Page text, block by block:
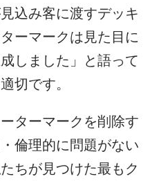
込み客に渡すデッキ
ーマークは見た目に
しました」と語って
切です。
ターマークを削除す
倫理的に問題がない
ちが見つけた最もク